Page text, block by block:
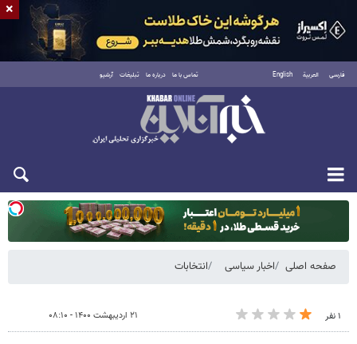
فارسی العربية English تماس با ما درباره ما تبلیغات آرشیو
یکشنبه ۱۸ مرداد ۱۴۰۵
صفحه اصلی اخبار سیاسی انتخابات
۱ نفر ۲۱ اردیبهشت ۱۴۰۰ - ۰۸:۱۰
×